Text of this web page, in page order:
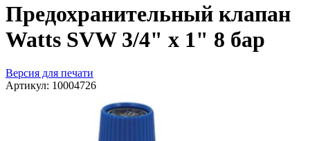
Предохранительный клапан
Watts SVW 3/4" х 1" 8 бар
Версия для печати
Артикул: 10004726